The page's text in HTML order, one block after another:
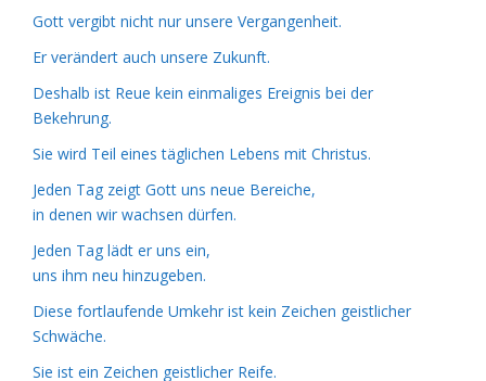
Gott vergibt nicht nur unsere Vergangenheit.
Er verändert auch unsere Zukunft.
Deshalb ist Reue kein einmaliges Ereignis bei der
Bekehrung.
Sie wird Teil eines täglichen Lebens mit Christus.
Jeden Tag zeigt Gott uns neue Bereiche,
in denen wir wachsen dürfen.
Jeden Tag lädt er uns ein,
uns ihm neu hinzugeben.
Diese fortlaufende Umkehr ist kein Zeichen geistlicher
Schwäche.
Sie ist ein Zeichen geistlicher Reife.